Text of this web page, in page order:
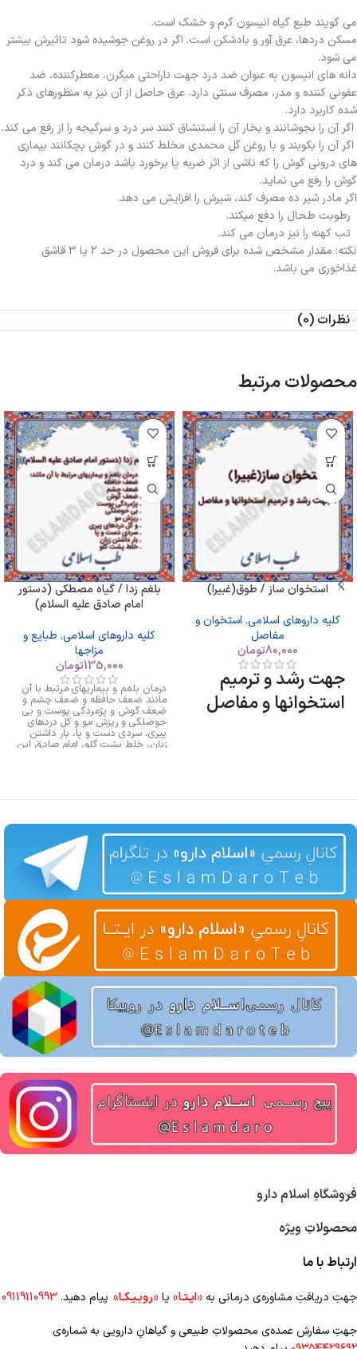
مي گويند طبع گیاه انيسون گرم و خشک است.
مسکن دردها، عرق آور و بادشکن است. اگر در روغن جوشیده شود تاثيرش بيشتر
می شود.
دانه‌ هاي انيسون به عنوان ضد درد جهت ناراحتي ميگرن، معطرکننده، ضد
عفوني کننده و مدر، مصرف سنتي دارد. عرق حاصل از آن نيز به منظورهاي ذکر
شده کاربرد دارد.
اگر آن را بجوشانند و بخار آن را استنشاق کنند سر درد و سرگيجه را از رفع می کند.
اگر آن را بکوبند و با روغن گل محمدي مخلط کنند و در گوش بچکانند بيماري
هاي دروني گوش را که ناشي از اثر ضربه يا برخورد باشد درمان می کند و درد
گوش را رفع مي نمايد.
اگر مادر شیر ده مصرف کند، شيرش را افزايش مي دهد.
رطوبت طحال را دفع میکند.
تب کهنه را نیز درمان مي کند.
نکته: مقدار مشخص شده برای فروش این محصول در حد 2 یا 3 قاشق
غذاخوری می باشد.
نظرات (0)
محصولات مرتبط
استخوان ساز / طوق(غبیرا)
کلیه داروهای اسلامی, استخوان و
مفاصل
80,000تومان
جهت رشد و ترمیم
استخوانها و مفاصل
بلغم زدا / گیاه مصطکی (دستور
امام صادق علیه السلام)
کلیه داروهای اسلامی, طبایع و
مزاجها
135,000تومان
درمان بلغم و بیماریهای مرتبط با آن
مانند ضعف حافظه و ضعف چشم و
ضعف گوش و پژمردگی پوست و بی
حوصلگی و ریزش مو و کل دردهای
پیری، سردی دست و پا، بار داشتن
زبان، خلط پشت گلو، امام صادق این
فروشگاهِ اسلام دارو
محصولاتِ ویژه
ارتباط با ما
جهتِ دریافتِ مشاوره‌ی درمانی به «ایـتـا» یا «روبـیـکـا» پیام دهید. 09119110993
جهتِ سفارشِ عمده‌‌ی محصولاتِ طبیعی و گیاهانِ دارویی به شماره‌ی